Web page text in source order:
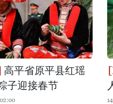
高平省原平县红瑶
子迎接春节